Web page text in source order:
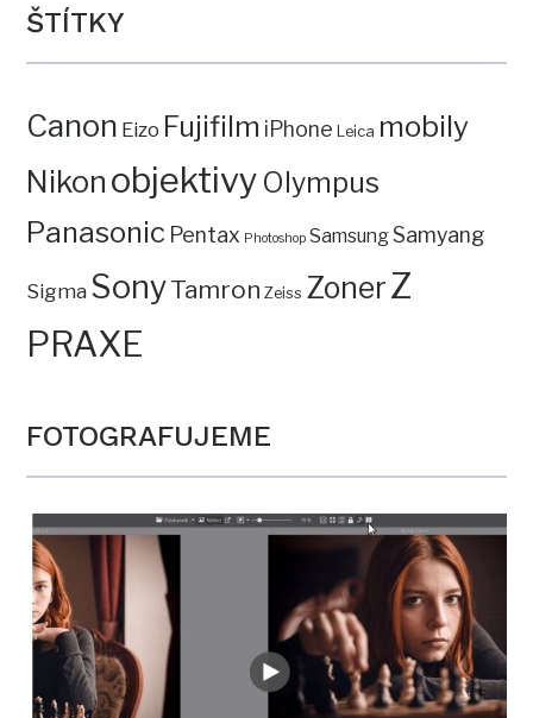
ŠTÍTKY
Canon Eizo Fujifilm iPhone Leica mobily
Nikon objektivy Olympus
Panasonic Pentax Photoshop SamsungSamyang
Sigma SonyTamron Zeiss ZonerZ
PRAXE
FOTOGRAFUJEME